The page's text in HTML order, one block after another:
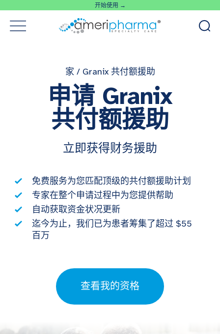
开始使用 →
家 / Granix 共付额援助
申请 Granix
共付额援助
立即获得财务援助
免费服务为您匹配顶级的共付额援助计划
专家在整个申请过程中为您提供帮助
自动获取资金状况更新
迄今为止，我们已为患者筹集了超过 $55
百万
查看我的资格